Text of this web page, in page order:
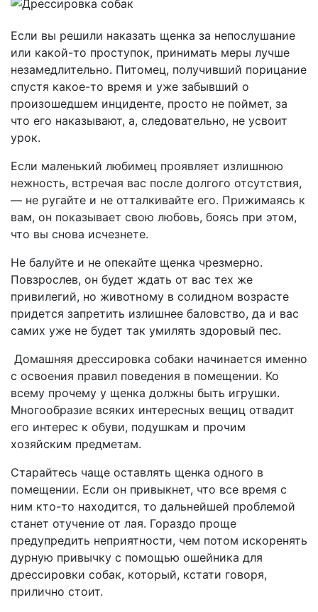
Если вы решили наказать щенка за непослушание
или какой-то проступок, принимать меры лучше
незамедлительно. Питомец, получивший порицание
спустя какое-то время и уже забывший о
произошедшем инциденте, просто не поймет, за
что его наказывают, а, следовательно, не усвоит
урок.
Если маленький любимец проявляет излишнюю
нежность, встречая вас после долгого отсутствия,
— не ругайте и не отталкивайте его. Прижимаясь к
вам, он показывает свою любовь, боясь при этом,
что вы снова исчезнете.
Не балуйте и не опекайте щенка чрезмерно.
Повзрослев, он будет ждать от вас тех же
привилегий, но животному в солидном возрасте
придется запретить излишнее баловство, да и вас
самих уже не будет так умилять здоровый пес.
Домашняя дрессировка собаки начинается именно
с освоения правил поведения в помещении. Ко
всему прочему у щенка должны быть игрушки.
Многообразие всяких интересных вещиц отвадит
его интерес к обуви, подушкам и прочим
хозяйским предметам.
Старайтесь чаще оставлять щенка одного в
помещении. Если он привыкнет, что все время с
ним кто-то находится, то дальнейшей проблемой
станет отучение от лая. Гораздо проще
предупредить неприятности, чем потом искоренять
дурную привычку с помощью ошейника для
дрессировки собак, который, кстати говоря,
прилично стоит.